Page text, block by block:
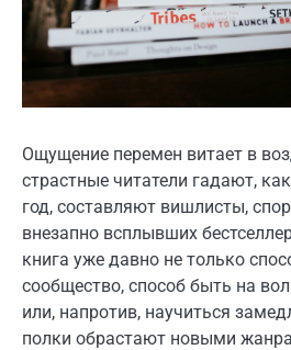
Ощущение перемен витает в
страстные читатели гадают,
год, составляют вишлисты,
внезапно всплывших
книга уже давно не только
сообщество, способ быть на
или, напротив, научиться
полки обрастают новыми